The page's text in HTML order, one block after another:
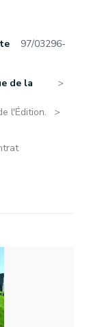
97/03296-
de la
l'Édition.